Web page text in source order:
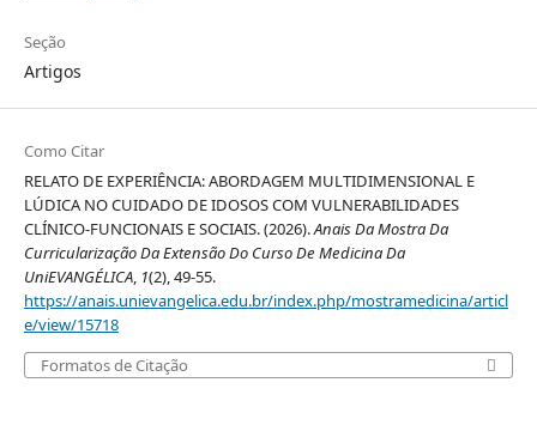
Seção
Artigos
Como Citar
RELATO DE EXPERIÊNCIA: ABORDAGEM MULTIDIMENSIONAL E
LÚDICA NO CUIDADO DE IDOSOS COM VULNERABILIDADES
CLÍNICO-FUNCIONAIS E SOCIAIS. (2026).Anais Da Mostra Da
Curricularização Da Extensão Do Curso De Medicina Da
UniEVANGÉLICA, 1(2), 49-55.
https://anais.unievangelica.edu.br/index.php/mostramedicina/articl
e/view/15718
Formatos de Citação